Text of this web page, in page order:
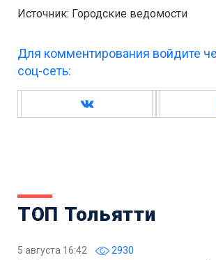
Источник: Городские ведомости
Для комментирования войдите
соц-сеть:
ТОП Тольятти
5 августа 16:42 2930